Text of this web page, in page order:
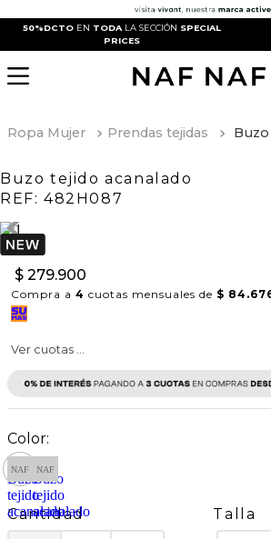
50%DCTO EN TODA LA SECCIÓN SPECIAL
PRICES
Ropa Mujer Prendas tejidas
Buzo tejido acanalado
REF: 482H087
$ 279.900
Compra a 4 cuotas mensuales de $
Ver cuotas ...
Cantidad Talla